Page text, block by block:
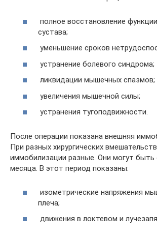
полное восстановление
сустава;
уменьшение сроков
устранение болевого синдрома;
ликвидации мышечных спазмов;
увеличения мышечной силы;
устранения тугоподвижности.
После операции показана внешняя
При разных хирургических
иммобилизации разные. Они могут быть
месяца. В этот период показаны:
изометрические напряжения
плеча;
движения в локтевом и